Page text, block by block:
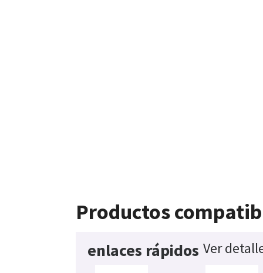
Productos
enlaces rápidos Ver